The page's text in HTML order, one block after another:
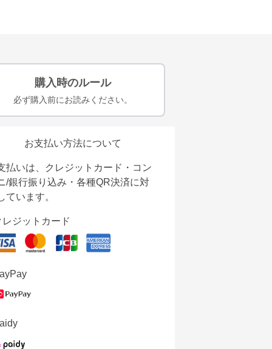
購入時のルール
必ず購入前にお読みください。
お支払い方法について
払いは、クレジットカード・コン
/銀行振り込み・各種QR決済に対
ています。
レジットカード